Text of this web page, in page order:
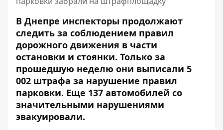
В Днепре инспекторы продолжают
следить за соблюдением правил
дорожного движения в части
остановки и стоянки. Только за
прошедшую неделю они выписали 5
002 штрафа за нарушение правил
парковки. Еще 137 автомобилей со
значительными нарушениями
эвакуировали.